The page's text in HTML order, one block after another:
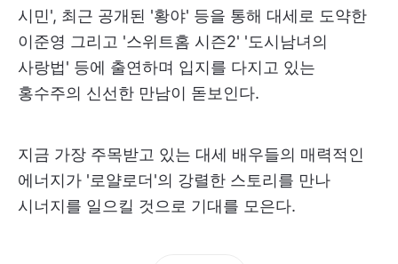
시민', 최근 공개된 '황야' 등을 통해 대세로 도약한
이준영 그리고 '스위트홈 시즌2' '도시남녀의
사랑법' 등에 출연하며 입지를 다지고 있는
홍수주의 신선한 만남이 돋보인다.
지금 가장 주목받고 있는 대세 배우들의 매력적인
에너지가 '로얄로더'의 강렬한 스토리를 만나
시너지를 일으킬 것으로 기대를 모은다.